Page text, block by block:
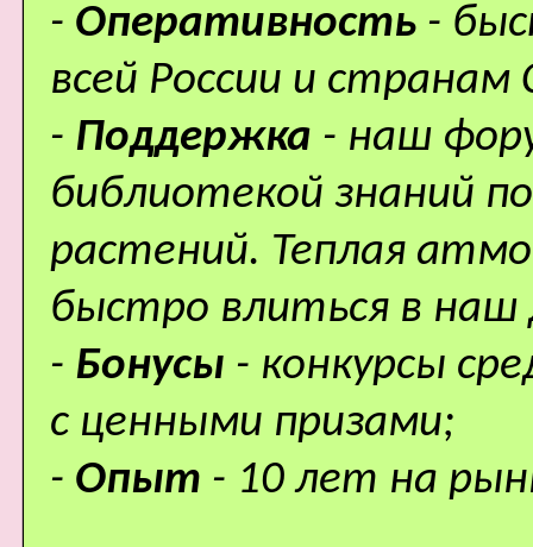
- Оперативность -
всей России и странам
- Поддержка - наш
библиотекой знаний
растений. Теплая
быстро влиться в
- Бонусы - конкурсы
с ценными призами;
- Опыт - 10 лет на